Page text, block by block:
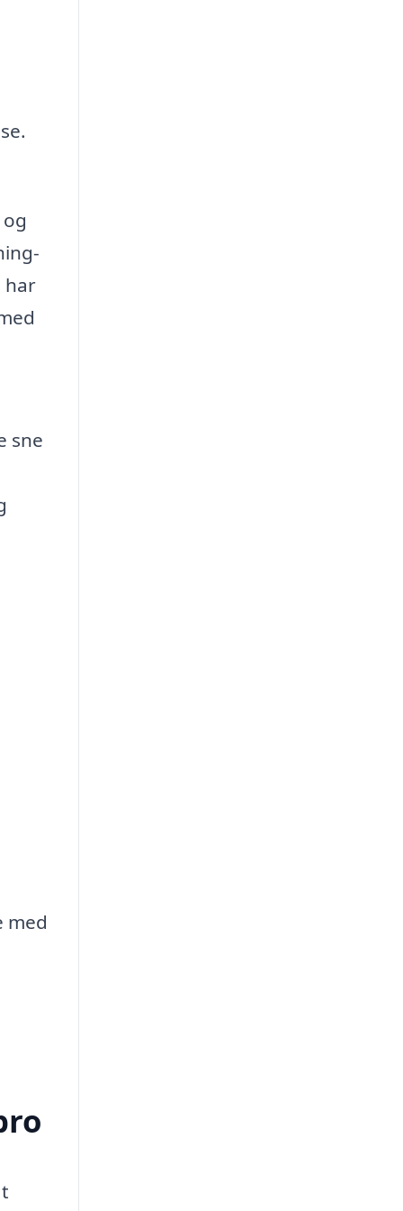
har
sne
med